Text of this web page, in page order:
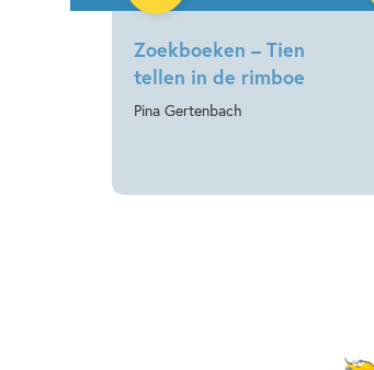
Zoekboeken – Tien
tellen in de rimboe
Pina Gertenbach